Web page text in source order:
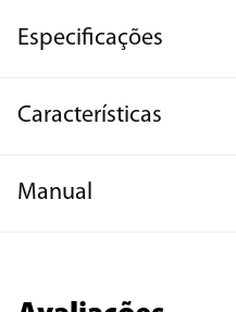
Especificações
Características
Manual